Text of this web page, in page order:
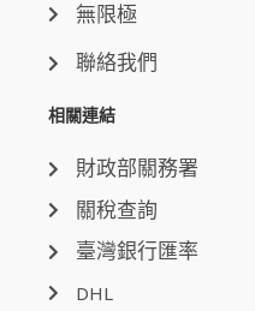
無限極
聯絡我們
相關連結
財政部關務署
關稅查詢
臺灣銀行匯率
DHL